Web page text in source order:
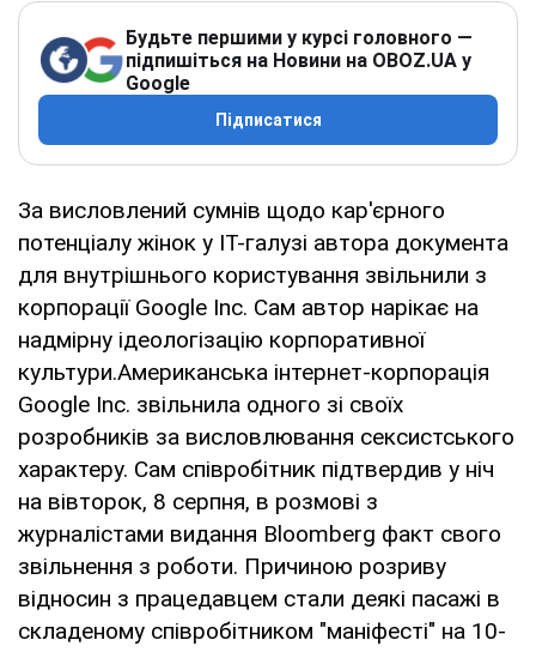
Будьте першими у курсі головного —
підпишіться на Новини на OBOZ.UA у
Google
Підписатися
За висловлений сумнів щодо кар'єрного
потенціалу жінок у IT-галузі автора документа
для внутрішнього користування звільнили з
корпорації Google Inc. Сам автор нарікає на
надмірну ідеологізацію корпоративної
культури.Американська інтернет-корпорація
Google Inc. звільнила одного зі своїх
розробників за висловлювання сексистського
характеру. Сам співробітник підтвердив у ніч
на вівторок, 8 серпня, в розмові з
журналістами видання Bloomberg факт свого
звільнення з роботи. Причиною розриву
відносин з працедавцем стали деякі пасажі в
складеному співробітником "маніфесті" на 10-